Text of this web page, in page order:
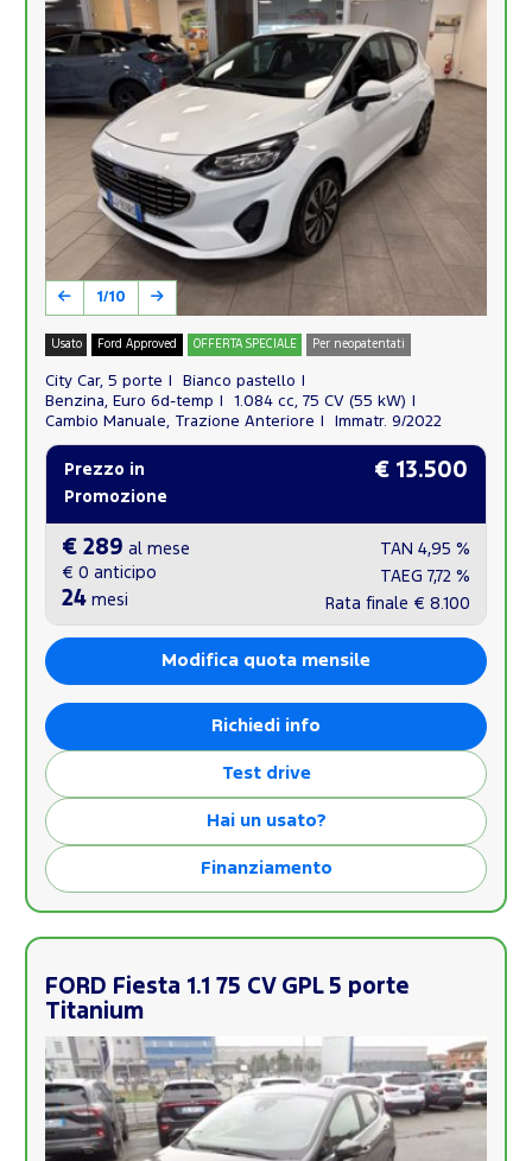
1/10
Usato Ford Approved OFFERTA SPECIALE Per neopatentati
City Car, 5 porte
Bianco pastello
Benzina, Euro 6d-temp
1.084 cc, 75 CV (55 kW)
Cambio Manuale, Trazione Anteriore
Immatr. 9/2022
Prezzo in
Promozione
€ 13.500
€ 289 al mese
€ 0 anticipo
24 mesi
TAN 4,95 %
TAEG 7,72 %
Rata finale € 8.100
Modifica quota mensile
Richiedi info
Test drive
Hai un usato?
Finanziamento
FORD Fiesta 1.1 75 CV GPL 5 porte
Titanium